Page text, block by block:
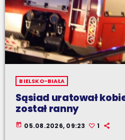
BIELSKO-BIAŁA
Sąsiad uratował
został ranny
today 05.08.2026, 09:23 1